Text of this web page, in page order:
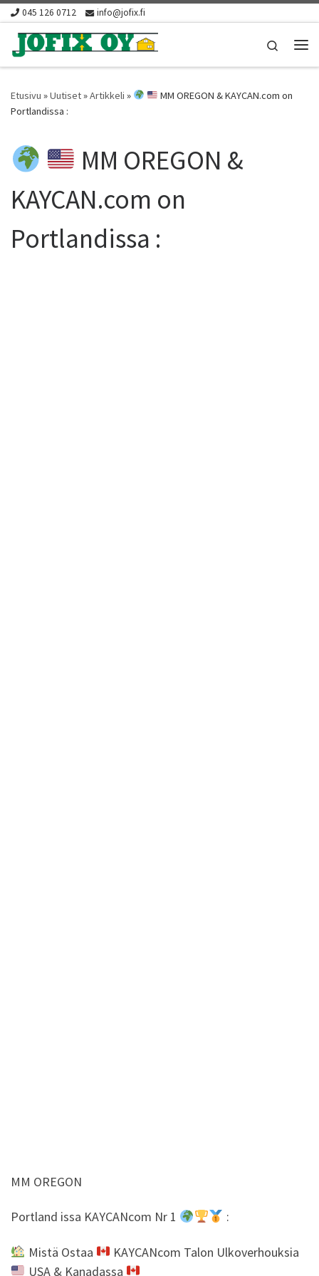
Skip to content
045 126 0712 info@jofix.fi
Search
Etusivu »Uutiset»Artikkeli »
MM OREGON & KAYCAN.com on
Portlandissa :
MM OREGON &
KAYCAN.com on
Portlandissa :
MM OREGON
Portland issa KAYCANcom Nr 1 :
Mistä Ostaa
KAYCANcom Talon Ulkoverhouksia
USA & Kanadassa